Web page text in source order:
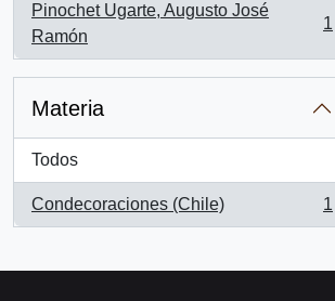
Pinochet Ugarte, Augusto José
Ramón
, 1 resultados
1
Materia
Todos
Condecoraciones (Chile)
, 1 resultados
1